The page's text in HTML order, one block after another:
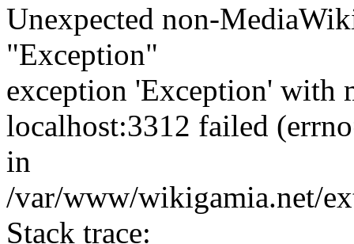
Unexpected non-
"Exception"
exception 'Exception' with
localhost:3312 failed
in
/var/www/wikigamia.net/
Stack trace: